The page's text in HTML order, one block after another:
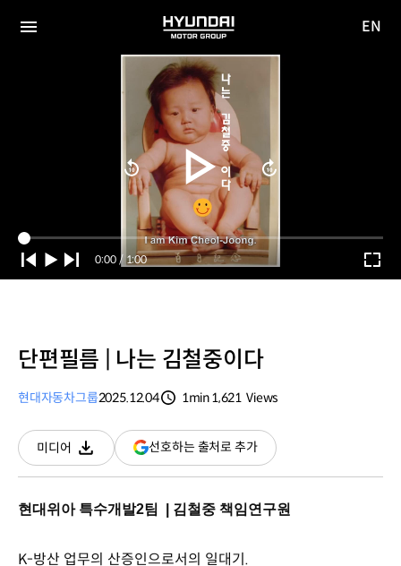
HYUNDAI
MOTOR
GROUP
EN
Current
Time
0:00 / Duration
1:00
단편필름 | 나는 김철중이다
현대자동차그룹2025.12.04
1min1,621 Views
미디어
다운로드
선호하는 출처로 추가(새
창
현대위아 특수개발2팀 | 김철중 책임연구원
K-방산 업무의 산증인으로서의 일대기.